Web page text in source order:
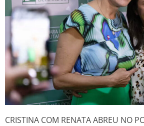
CRISTINA COM RENATA ABREU NO